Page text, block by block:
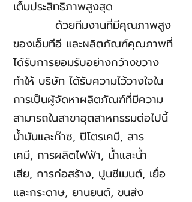
เต็มประสิทธิภาพสูงสุด
ด้วยทีมงานที่มีคุณภาพสูง
ของเอ็มทีอี และผลิตภัณฑ์คุณภาพที่
ได้รับการยอมรับอย่างกว้างขวาง
ทำให้ บริษัท ได้รับความไว้วางใจใน
การเป็นผู้จัดหาผลิตภัณฑ์ที่มีความ
สามารถในสาขาอุตสาหกรรมต่อไปนี้
น้ำมันและก๊าซ, ปิโตรเคมี, สาร
เคมี, การผลิตไฟฟ้า, น้ำและน้ำ
เสีย, การก่อสร้าง, ปูนซีเมนต์, เยื่อ
และกระดาษ, ยานยนต์, ขนส่ง